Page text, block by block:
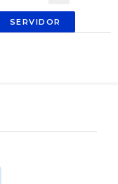
SERVIDOR